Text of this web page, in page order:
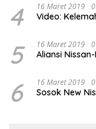
4 16 Maret 2019
Video:
5 16 Maret 2019
Aliansi
6 16 Maret 2019
Sosok New